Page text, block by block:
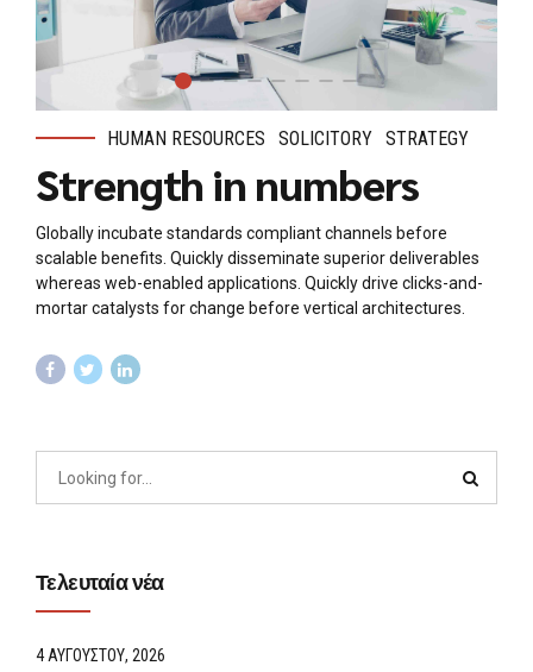
HUMAN RESOURCES SOLICITORY STRATEGY
Strength in numbers
Globally incubate standards compliant channels before
scalable benefits. Quickly disseminate superior deliverables
whereas web-enabled applications. Quickly drive clicks-and-
mortar catalysts for change before vertical architectures.
Τελευταία νέα
4 ΑΥΓΟΎΣΤΟΥ, 2026